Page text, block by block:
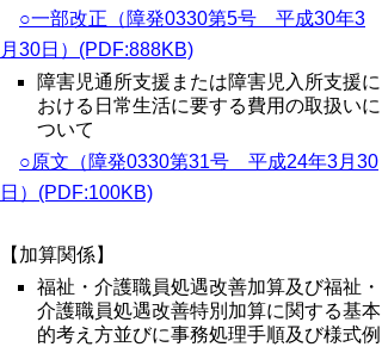
○一部改正（障発0330第5号 平成30年3
月30日）(PDF:888KB)
障害児通所支援または障害児入所支援に
おける日常生活に要する費用の取扱いに
ついて
○原文（障発0330第31号 平成24年3月30
日）(PDF:100KB)
【加算関係】
福祉・介護職員処遇改善加算及び福祉・
介護職員処遇改善特別加算に関する基本
的考え方並びに事務処理手順及び様式例